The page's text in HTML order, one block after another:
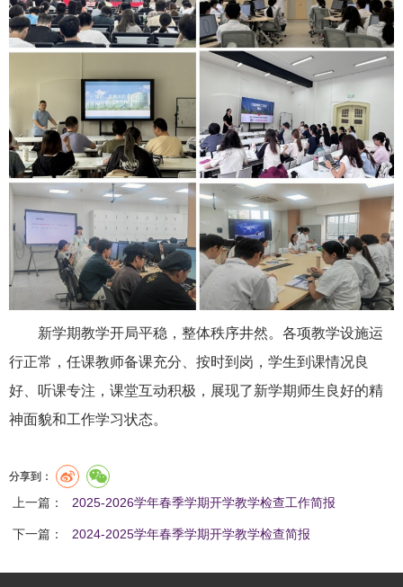
新学期教学开局平稳，整体秩序井然。各项教学设施运
行正常，任课教师备课充分、按时到岗，学生到课情况良
好、听课专注，课堂互动积极，展现了新学期师生良好的精
神面貌和工作学习状态。
分享到：
上一篇： 2025-2026学年春季学期开学教学检查工作简报
下一篇： 2024-2025学年春季学期开学教学检查简报